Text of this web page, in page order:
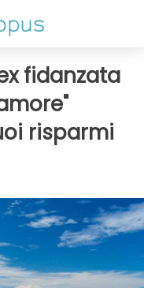
fidanzata
risparmi